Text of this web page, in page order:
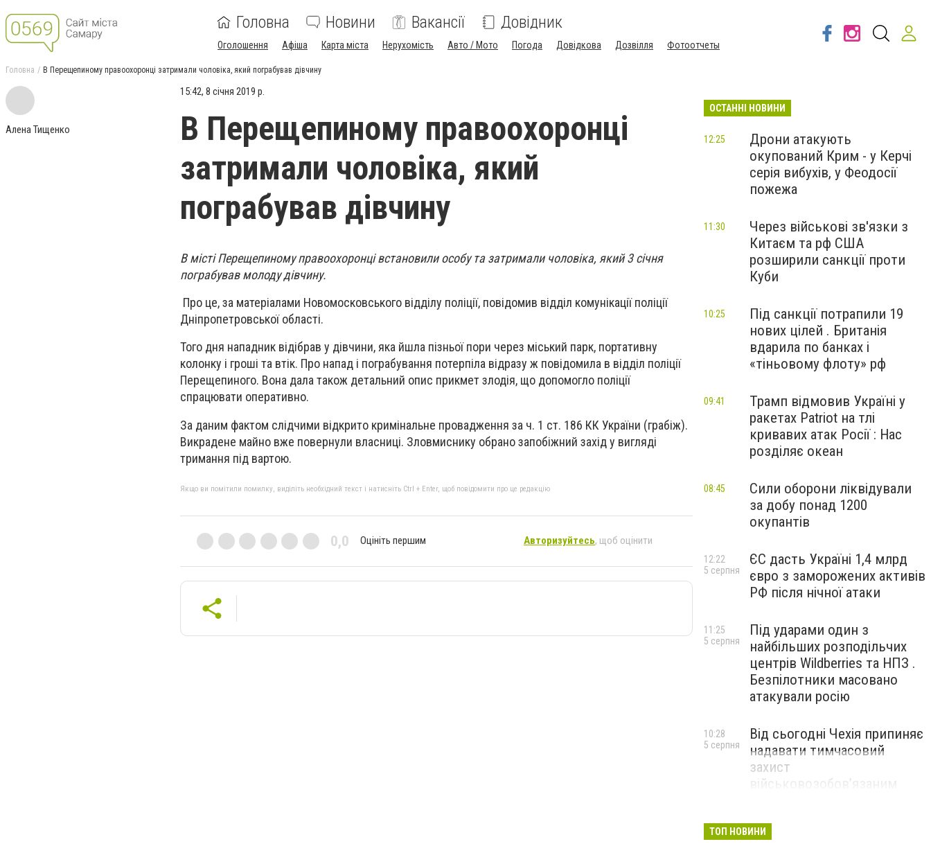
Головна Новини Вакансії Довідник
Оголошення Афіша Карта міста Нерухомість Авто / Мото Погода Довідкова Дозвілля Фотоотчеты
Головна В Перещепиному правоохоронці затримали чоловіка, який пограбував дівчину
Алена Тищенко
15:42, 8 січня 2019 р.
В Перещепиному правоохоронці
затримали чоловіка, який
пограбував дівчину
В місті Перещепиному правоохоронці встановили особу та затримали чоловіка, який 3 січня
пограбував молоду дівчину.
Про це, за матеріалами Новомосковського відділу поліції, повідомив відділ комунікації поліції
Дніпропетровської області.
Того дня нападник відібрав у дівчини, яка йшла пізньої пори через міський парк, портативну
колонку і гроші та втік. Про напад і пограбування потерпіла відразу ж повідомила в відділ поліції
Перещепиного. Вона дала також детальний опис прикмет злодія, що допомогло поліції
спрацювати оперативно.
За даним фактом слідчими відкрито кримінальне провадження за ч. 1 ст. 186 КК України (грабіж).
Викрадене майно вже повернули власниці. Зловмиснику обрано запобіжний захід у вигляді
тримання під вартою.
Якщо ви помітили помилку, виділіть необхідний текст і натисніть Ctrl + Enter, щоб повідомити про це редакцію
0,0 Оцініть першим Авторизуйтесь, щоб оцінити
ОСТАННІ НОВИНИ
Дрони атакують
окупований Крим - у Керчі
серія вибухів, у Феодосії
пожежа
12:25
Через військові зв'язки з
Китаєм та рф США
розширили санкції проти
Куби
11:30
Під санкції потрапили 19
нових цілей . Британія
вдарила по банках і
«тіньовому флоту» рф
10:25
Трамп відмовив Україні у
ракетах Patriot на тлі
кривавих атак Росії : Нас
розділяє океан
09:41
Сили оборони ліквідували
за добу понад 1200
окупантів
08:45
ЄС дасть Україні 1,4 млрд
євро з заморожених активів
РФ після нічної атаки
12:22
5 серпня
Під ударами один з
найбільших розподільчих
центрів Wildberries та НПЗ .
Безпілотники масовано
атакували росію
11:25
5 серпня
Від сьогодні Чехія припиняє
надавати тимчасовий
захист
військовозобов’язаним
10:28
5 серпня
ТОП НОВИНИ